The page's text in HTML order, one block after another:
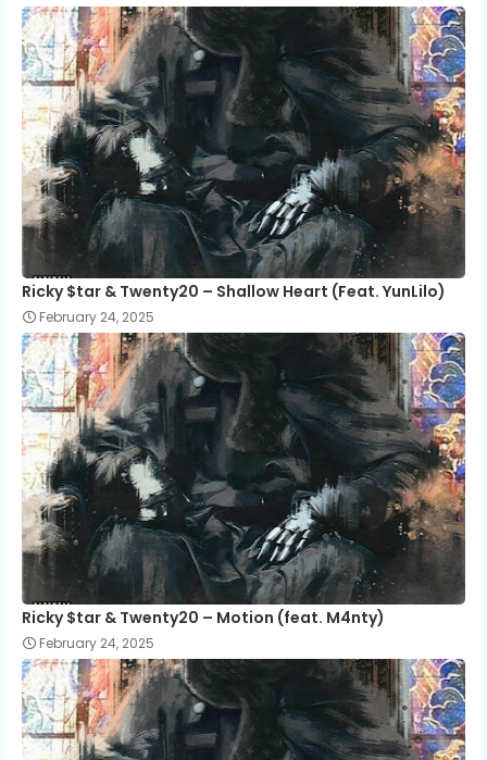
Ricky $tar & Twenty20 – Shallow Heart (Feat. YunLilo)
February 24, 2025
Ricky $tar & Twenty20 – Motion (feat. M4nty)
February 24, 2025